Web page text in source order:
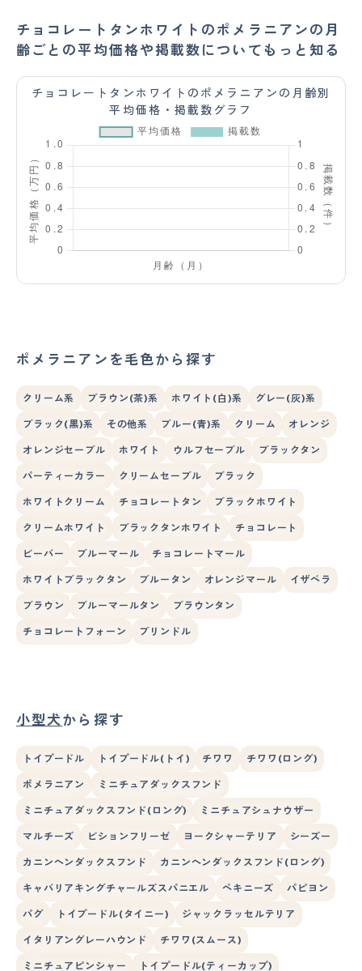
チョコレートタンホワイトのポメラニアンの月
齢ごとの平均価格や掲載数についてもっと知る
チョコレートタンホワイトのポメラニアンの月齢別
平均価格・掲載数グラフ
ポメラニアンを毛色から探す
クリーム系 ブラウン(茶)系 ホワイト(白)系 グレー(灰)系
ブラック(黒)系 その他系 ブルー(青)系 クリーム オレンジ
オレンジセーブル ホワイト ウルフセーブル ブラックタン
パーティーカラー クリームセーブル ブラック
ホワイトクリーム チョコレートタン ブラックホワイト
クリームホワイト ブラックタンホワイト チョコレート
ビーバー ブルーマール チョコレートマール
ホワイトブラックタン ブルータン オレンジマール イザベラ
ブラウン ブルーマールタン ブラウンタン
チョコレートフォーン ブリンドル
小型犬から探す
トイプードル トイプードル(トイ) チワワ チワワ(ロング)
ポメラニアン ミニチュアダックスフンド
ミニチュアダックスフンド(ロング) ミニチュアシュナウザー
マルチーズ ビションフリーゼ ヨークシャーテリア シーズー
カニンヘンダックスフンド カニンヘンダックスフンド(ロング)
キャバリアキングチャールズスパニエル ペキニーズ パピヨン
パグ トイプードル(タイニー) ジャックラッセルテリア
イタリアングレーハウンド チワワ(スムース)
ミニチュアピンシャー トイプードル(ティーカップ)